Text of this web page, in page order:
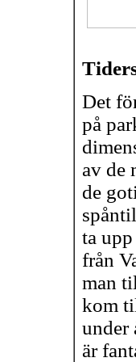
Det
på
av de
de
ta
från
man
kom
under
är